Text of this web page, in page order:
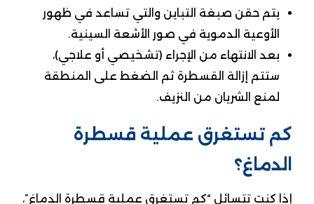
يتم حقن صبغة التباين والتي تساعد في ظهور
الأوعية الدموية في صور الأشعة السينية.
بعد الانتهاء من الإجراء (تشخيصي أو علاجي)،
ستتم إزالة القسطرة ثم الضغط على المنطقة
لمنع الشريان من النزيف.
كم تستغرق عملية قسطرة
الدماغ؟
إذا كنت تتسائل “كم تستغرق عملية قسطرة الدماغ”،